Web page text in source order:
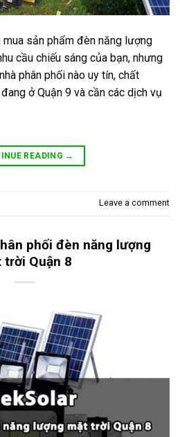
mua sản phẩm đèn năng lượng
cầu chiếu sáng của bạn, nhưng
phân phối nào uy tín, chất
ở Quận 9 và cần các dịch vụ
READING →
Leave a comment
phối đèn năng lượng
trời Quận 8